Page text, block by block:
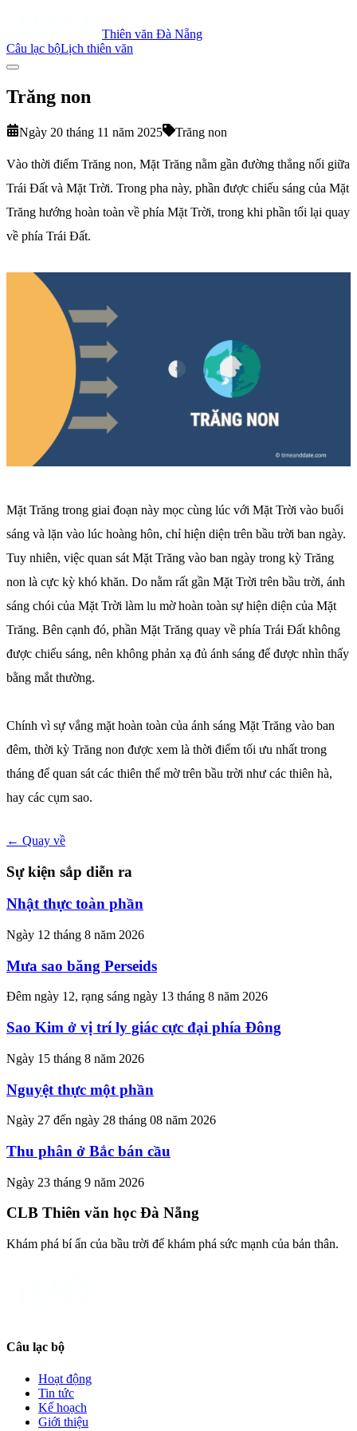
Thiên văn Đà Nẵng
Câu lạc bộLịch thiên văn
Trăng non
Ngày 20 tháng 11 năm 2025 Trăng non
Vào thời điểm Trăng non, Mặt Trăng nằm gần đường thẳng nối giữa
Trái Đất và Mặt Trời. Trong pha này, phần được chiếu sáng của Mặt
Trăng hướng hoàn toàn về phía Mặt Trời, trong khi phần tối lại quay
về phía Trái Đất.
Mặt Trăng trong giai đoạn này mọc cùng lúc với Mặt Trời vào buổi
sáng và lặn vào lúc hoàng hôn, chỉ hiện diện trên bầu trời ban ngày.
Tuy nhiên, việc quan sát Mặt Trăng vào ban ngày trong kỳ Trăng
non là cực kỳ khó khăn. Do nằm rất gần Mặt Trời trên bầu trời, ánh
sáng chói của Mặt Trời làm lu mờ hoàn toàn sự hiện diện của Mặt
Trăng. Bên cạnh đó, phần Mặt Trăng quay về phía Trái Đất không
được chiếu sáng, nên không phản xạ đủ ánh sáng để được nhìn thấy
bằng mắt thường.
Chính vì sự vắng mặt hoàn toàn của ánh sáng Mặt Trăng vào ban
đêm, thời kỳ Trăng non được xem là thời điểm tối ưu nhất trong
tháng để quan sát các thiên thể mờ trên bầu trời như các thiên hà,
hay các cụm sao.
← Quay về
Sự kiện sắp diễn ra
Nhật thực toàn phần
Ngày 12 tháng 8 năm 2026
Mưa sao băng Perseids
Đêm ngày 12, rạng sáng ngày 13 tháng 8 năm 2026
Sao Kim ở vị trí ly giác cực đại phía Đông
Ngày 15 tháng 8 năm 2026
Nguyệt thực một phần
Ngày 27 đến ngày 28 tháng 08 năm 2026
Thu phân ở Bắc bán cầu
Ngày 23 tháng 9 năm 2026
CLB Thiên văn học Đà Nẵng
Khám phá bí ẩn của bầu trời để khám phá sức mạnh của bản thân.
Câu lạc bộ
Hoạt động
Tin tức
Kế hoạch
Giới thiệu